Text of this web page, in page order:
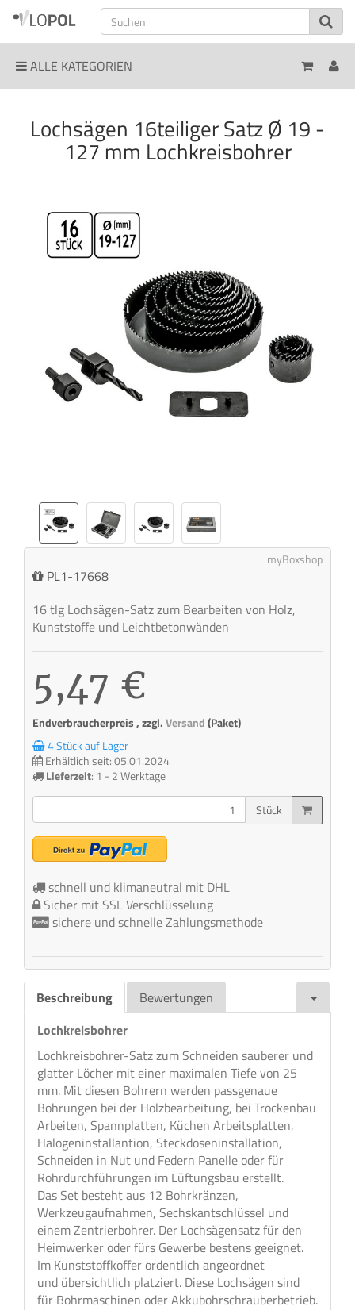
ALLE KATEGORIEN
Lochsägen 16teiliger Satz Ø 19 -
127 mm Lochkreisbohrer
myBoxshop
PL1-17668
16 tlg Lochsägen-Satz zum Bearbeiten von Holz,
Kunststoffe und Leichtbetonwänden
5,47 €
Endverbraucherpreis , zzgl.Versand(Paket)
4 Stück auf Lager
Erhältlich seit: 05.01.2024
Lieferzeit: 1 - 2 Werktage
Stück
schnell und klimaneutral mit DHL
Sicher mit SSL Verschlüsselung
sichere und schnelle Zahlungsmethode
Beschreibung
Bewertungen
Lochkreisbohrer
Lochkreisbohrer-Satz zum Schneiden sauberer und
glatter Löcher mit einer maximalen Tiefe von 25
mm. Mit diesen Bohrern werden passgenaue
Bohrungen bei der Holzbearbeitung, bei Trockenbau
Arbeiten, Spannplatten, Küchen Arbeitsplatten,
Halogeninstallantion, Steckdoseninstallation,
Schneiden in Nut und Federn Panelle oder für
Rohrdurchführungen im Lüftungsbau erstellt.
Das Set besteht aus 12 Bohrkränzen,
Werkzeugaufnahmen, Sechskantschlüssel und
einem Zentrierbohrer. Der Lochsägensatz für den
Heimwerker oder fürs Gewerbe bestens geeignet.
Im Kunststoffkoffer ordentlich angeordnet
und übersichtlich platziert. Diese Lochsägen sind
für Bohrmaschinen oder Akkubohrschrauberbetrieb.